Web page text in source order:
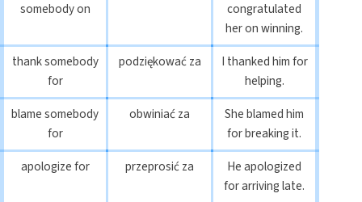
somebody on
congratulated
her on winning.
thank somebody
for
podziękować za
I thanked him for
helping.
blame somebody
for
obwiniać za
She blamed him
for breaking it.
apologize for
przeprosić za
He apologized
for arriving late.